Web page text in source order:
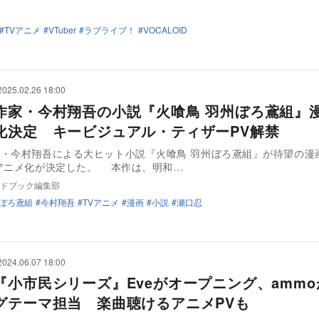
TVアニメ VTuber ラブライブ！ VOCALOID
18:00
家・今村翔吾の小説『火喰鳥 羽州ぼろ鳶組』
決定 キービジュアル・ティザーPV解禁
今村翔吾による大ヒット小説『火喰鳥 羽州ぼろ鳶組』が待望の漫
ニメ化が決定した。 本作は、明和…
ブック編集部
ろ鳶組
今村翔吾 TVアニメ 漫画 小説 瀬口忍
18:00
小市民シリーズ』Eveがオープニング、
テーマ担当 楽曲聴けるアニメPVも